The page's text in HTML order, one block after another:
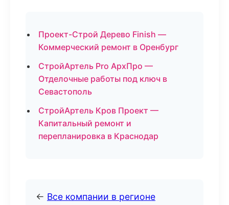
Проект-Строй Дерево Finish —
Коммерческий ремонт в Оренбург
СтройАртель Pro АрхПро —
Отделочные работы под ключ в
Севастополь
СтройАртель Кров Проект —
Капитальный ремонт и
перепланировка в Краснодар
← Все компании в регионе